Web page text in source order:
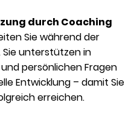
durch Coaching
Sie während der
unterstützen in
persönlichen Fragen
Entwicklung – damit Sie
erreichen.